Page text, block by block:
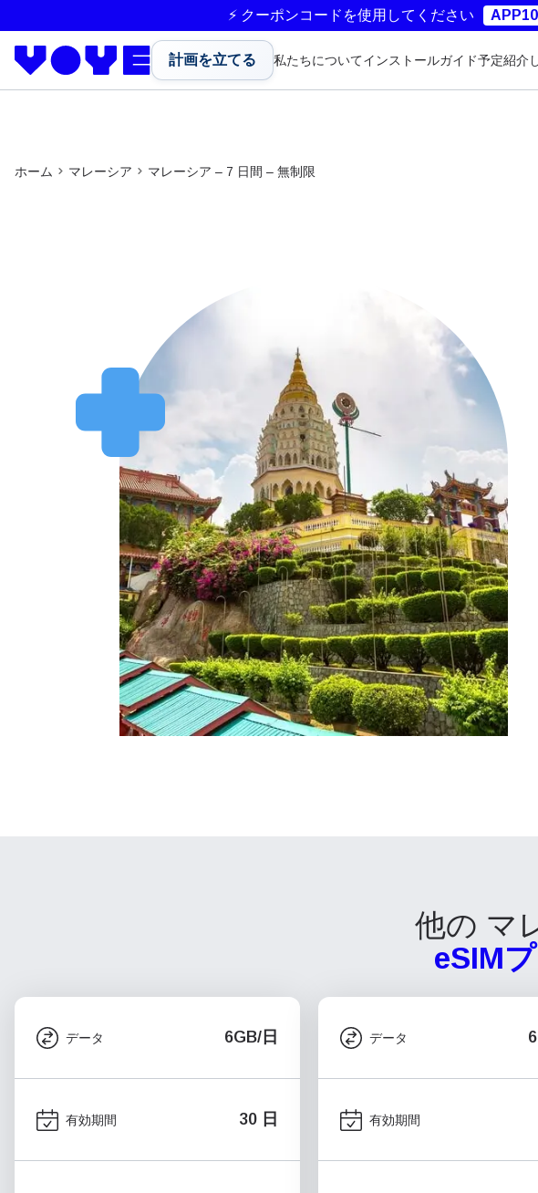
⚡ クーポンコードを使用してください APP10
計画を立てる 私たちについてインストールガイド予定紹介
ホーム マレーシア マレーシア – 7 日間 – 無制限
他の マ
eSIM
データ 6GB/日
有効期間 30 日
データ
有効期間